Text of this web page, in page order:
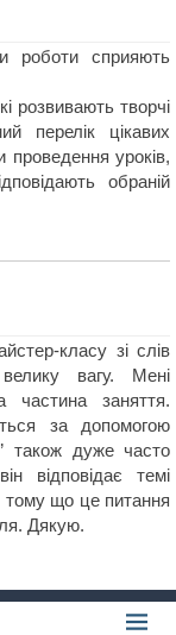
роботи сприяють
розвивають творчі
перелік цікавих
проведення уроків,
обраній
класу зі слів
вагу. Мені
частина заняття.
за допомогою
також дуже часто
відповідає темі
тому що це питання
Дякую.